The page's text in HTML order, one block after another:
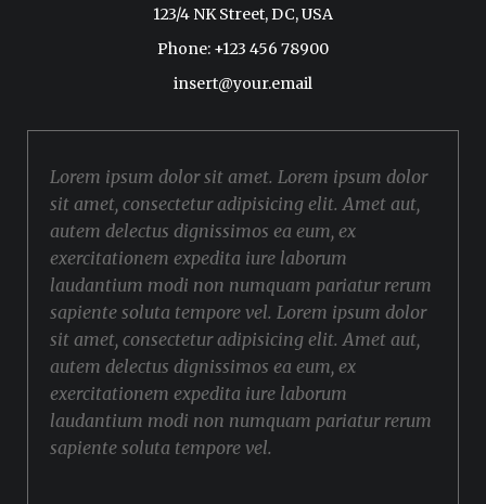
123/4 NK Street, DC, USA
Phone: +123 456 78900
insert@your.email
Lorem ipsum dolor sit amet. Lorem ipsum dolor
sit amet, consectetur adipisicing elit. Amet aut,
autem delectus dignissimos ea eum, ex
exercitationem expedita iure laborum
laudantium modi non numquam pariatur rerum
sapiente soluta tempore vel. Lorem ipsum dolor
sit amet, consectetur adipisicing elit. Amet aut,
autem delectus dignissimos ea eum, ex
exercitationem expedita iure laborum
laudantium modi non numquam pariatur rerum
sapiente soluta tempore vel.